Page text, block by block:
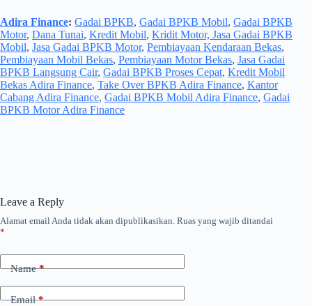
Adira Finance: Gadai BPKB, Gadai BPKB Mobil, Gadai BPKB
Motor, Dana Tunai, Kredit Mobil, Kridit Motor, Jasa Gadai BPKB
Mobil, Jasa Gadai BPKB Motor, Pembiayaan Kendaraan Bekas,
Pembiayaan Mobil Bekas, Pembiayaan Motor Bekas, Jasa Gadai
BPKB Langsung Cair, Gadai BPKB Proses Cepat, Kredit Mobil
Bekas Adira Finance, Take Over BPKB Adira Finance, Kantor
Cabang Adira Finance, Gadai BPKB Mobil Adira Finance, Gadai
BPKB Motor Adira Finance
Leave a Reply
Alamat email Anda tidak akan dipublikasikan. Ruas yang wajib ditandai
*
Name*
Email*